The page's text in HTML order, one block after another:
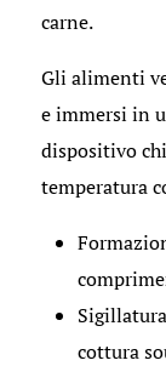
carne.
Gli alimenti
e immersi in
dispositivo
temperatura
cottura